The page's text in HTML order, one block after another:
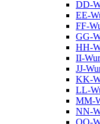
DD-
EE-
FF-
GG-
HH-
II-
JJ-
KK-
LL-
MM-
NN-
OO-